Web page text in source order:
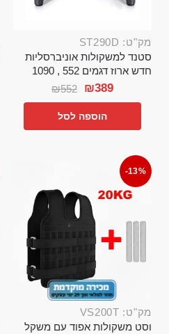
מק"ט: ST290D
סטנד למשקולות אוניברסליות
חדש ארוז דגמים 552 , 1090
₪552 ₪389
הוספה לסל
-13%
מק"ט: VS200T
וסט משקולות אפוד עם משקל